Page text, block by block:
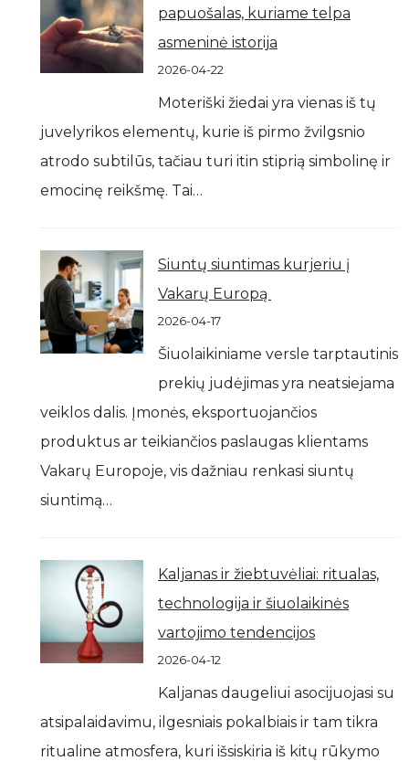
papuošalas, kuriame telpa
asmeninė istorija
2026-04-22
Moteriški žiedai yra vienas iš tų
juvelyrikos elementų, kurie iš pirmo žvilgsnio
atrodo subtilūs, tačiau turi itin stiprią simbolinę ir
emocinę reikšmę. Tai…
Siuntų siuntimas kurjeriu į
Vakarų Europą
2026-04-17
Šiuolaikiniame versle tarptautinis
prekių judėjimas yra neatsiejama
veiklos dalis. Įmonės, eksportuojančios
produktus ar teikiančios paslaugas klientams
Vakarų Europoje, vis dažniau renkasi siuntų
siuntimą…
Kaljanas ir žiebtuvėliai: ritualas,
technologija ir šiuolaikinės
vartojimo tendencijos
2026-04-12
Kaljanas daugeliui asocijuojasi su
atsipalaidavimu, ilgesniais pokalbiais ir tam tikra
ritualine atmosfera, kuri išsiskiria iš kitų rūkymo